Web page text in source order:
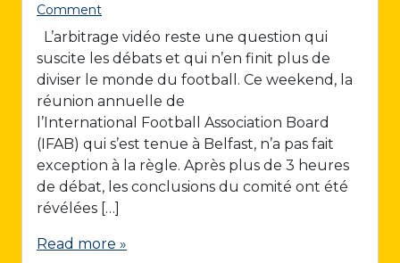
Comment
L’arbitrage vidéo reste une question qui
suscite les débats et qui n’en finit plus de
diviser le monde du football. Ce weekend, la
réunion annuelle de
l’International Football Association Board
(IFAB) qui s’est tenue à Belfast, n’a pas fait
exception à la règle. Après plus de 3 heures
de débat, les conclusions du comité ont été
révélées […]
Read more »